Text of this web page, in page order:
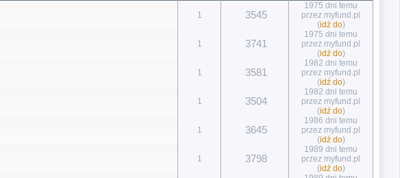
1 3545
1975 dni temu
przez myfund.pl
(idź do)
1 3741
1975 dni temu
przez myfund.pl
(idź do)
1 3581
1982 dni temu
przez myfund.pl
(idź do)
1 3504
1982 dni temu
przez myfund.pl
(idź do)
1 3645
1986 dni temu
przez myfund.pl
(idź do)
1 3798
1989 dni temu
przez myfund.pl
(idź do)